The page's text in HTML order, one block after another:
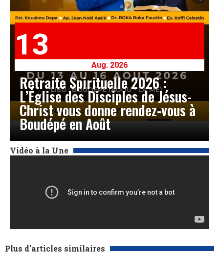
13
Aug. 2026
Retraite Spirituelle 2026 :
L’Église des Disciples de Jésus-
Christ vous donne rendez-vous à
Boudépé en Août
Vidéo à la Une
Plus d'articles similaires